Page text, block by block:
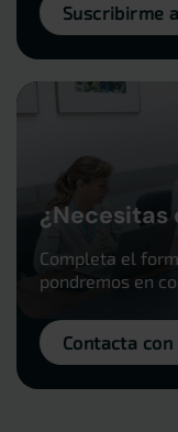
Suscribirme
¿Necesitas
Completa el
pondremos en
Contacta